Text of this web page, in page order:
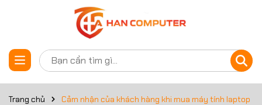
Trang chủ
Cảm nhận của khách hàng khi mua máy tính laptop